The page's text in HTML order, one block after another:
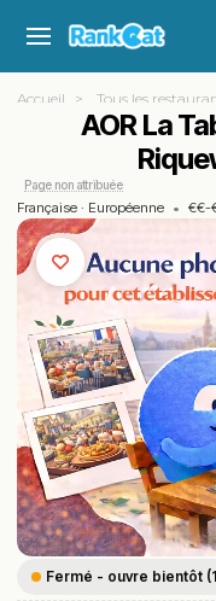
Accueil Tous les
AOR La
Page non attribuée
Française · Européenne • €€-
Fermé - ouvre bientôt